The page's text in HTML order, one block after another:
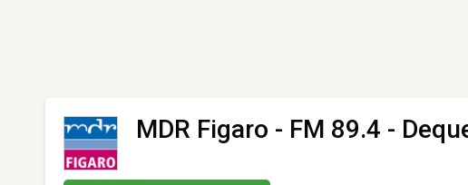
MDR Figaro - FM 89.4 -